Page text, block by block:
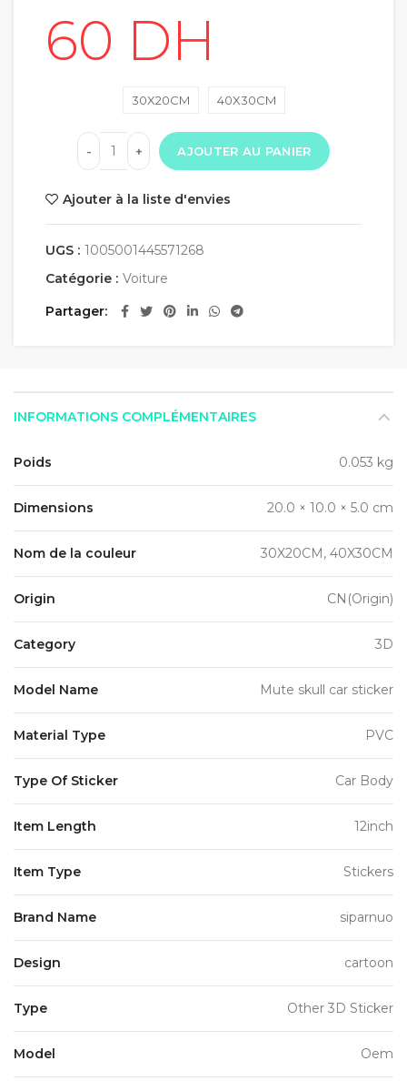
30X20CM 40X30CM
AJOUTER AU PANIER
Ajouter à la liste d'envies
UGS : 1005001445571268
Catégorie : Voiture
Partager
INFORMATIONS COMPLÉMENTAIRES
Poids 0.053 kg
Dimensions 20.0 × 10.0 × 5.0 cm
Nom de la couleur 30X20CM, 40X30CM
Origin CN(Origin)
Category 3D
Model Name Mute skull car sticker
Material Type PVC
Type Of Sticker Car Body
Item Length 12inch
Item Type Stickers
Brand Name siparnuo
Design cartoon
Type Other 3D Sticker
Model Oem